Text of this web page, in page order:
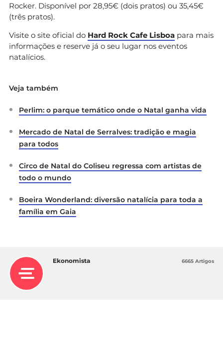
Rocker. Disponível por 28,95€ (dois pratos) ou 35,45€
(três pratos).
Visite o site oficial do Hard Rock Cafe Lisboa para mais
informações e reserve já o seu lugar nos eventos
natalícios.
Veja também
Perlim: o parque temático onde o Natal ganha vida
Mercado de Natal de Serralves: tradição e magia
para todos
Circo de Natal do Coliseu regressa com artistas de
todo o mundo
Boeira Wonderland: diversão natalícia para toda a
família em Gaia
Ekonomista 6665 Artigos